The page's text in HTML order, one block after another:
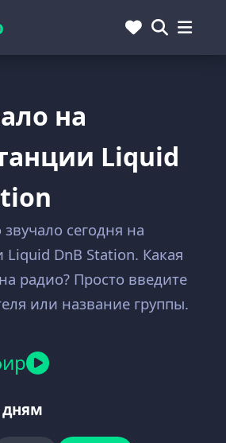
на
Liquid
сегодня на
Liquid DnB Station. Какая
радио? Просто введите
или название группы.
дням